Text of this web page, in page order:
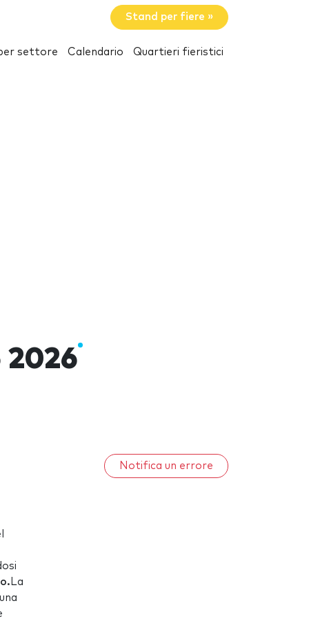
Stand per fiere »
settore Calendario Quartieri fieristici
2026
Notifica un errore
La